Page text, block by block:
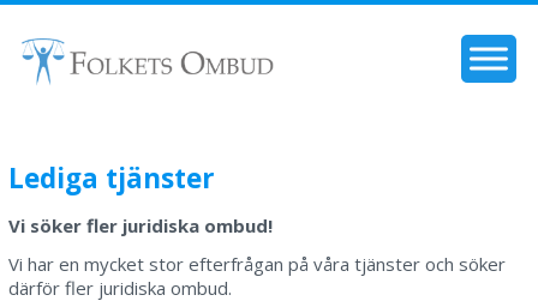
Lediga tjänster
Vi söker fler juridiska ombud!
Vi har en mycket stor efterfrågan på våra tjänster och söker
därför fler juridiska ombud.